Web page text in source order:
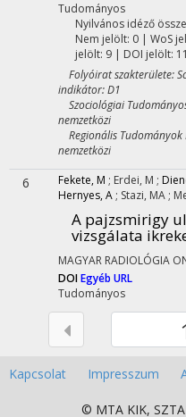
Tudományos
Nyilvános idéző
Nem jelölt: 0 | WoS
jelölt: 9 | DOI jelölt: 11
Folyóirat szakterülete:
indikátor: D1
Szociológiai
nemzetközi
Regionális Tudományok
nemzetközi
6 Fekete, M ; Erdei, M ;
Hernyes, A ; Stazi, MA ;
A pajzsmirigy
vizsgálata
MAGYAR RADIOLÓGIA
DOIEgyéb URL
Tudományos
Kapcsolat Impresszum
© MTA KIK,